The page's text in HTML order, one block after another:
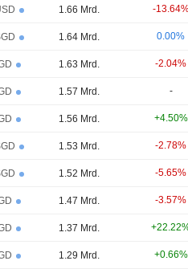
1.66 Mrd. -
1.64 Mrd. 0.00%
1.63 Mrd. -2.04%
1.57 Mrd. -
1.56 Mrd. +4.50%
1.53 Mrd. -2.78%
1.52 Mrd. -5.65%
1.47 Mrd. -3.57%
1.37 Mrd.
1.29 Mrd. +0.66%